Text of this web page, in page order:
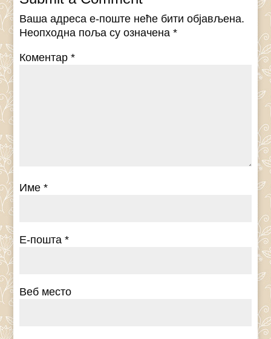
Ваша адреса е-поште неће бити објављена.
Неопходна поља су означена*
Коментар*
Име*
Е-пошта*
Веб место